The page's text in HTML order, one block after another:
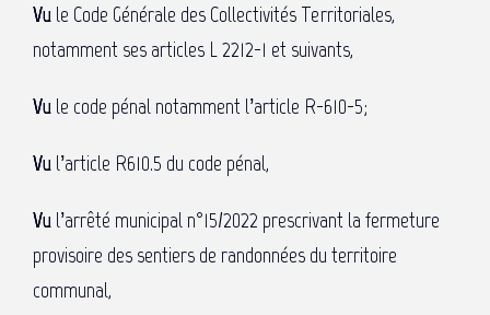
Vu le Code Générale des Collectivités Territoriales,
notamment ses articles L 2212-1 et suivants,
Vu le code pénal notamment l’article R-610-5;
Vu l’article R610.5 du code pénal,
Vu l’arrêté municipal n°15/2022 prescrivant la fermeture
provisoire des sentiers de randonnées du territoire
communal,